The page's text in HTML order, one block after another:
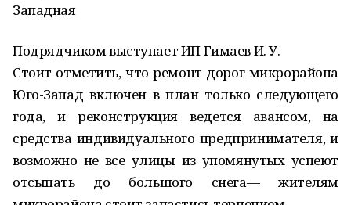
Западная
Подрядчиком выступает ИП Гимаев И. У.
Стоит отметить, что ремонт дорог микрорайона
Юго-Запад включен в план только следующего
года, и реконструкция ведется авансом, на
средства индивидуального предпринимателя, и
возможно не все улицы из упомянутых успеют
отсыпать до большого снега— жителям